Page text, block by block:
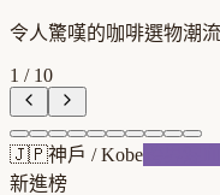
令人驚嘆的咖啡選物潮流
1 / 10
🇯🇵神戶 /Kobe
新進榜